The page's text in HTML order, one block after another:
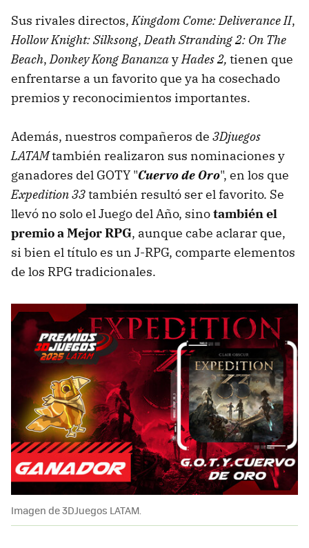
Sus rivales directos,Kingdom Come: Deliverance II,
Hollow Knight: Silksong,Death Stranding 2: On The
Beach,Donkey Kong BananzayHades 2, tienen que
enfrentarse a un favorito que ya ha cosechado
premios y reconocimientos importantes.
Además, nuestros compañeros de 3Djuegos
LATAMtambién realizaron sus nominaciones y
ganadores del GOTY "Cuervo de Oro", en los que
Expedition 33también resultó ser el favorito. Se
llevó no solo el Juego del Año, sinotambién el
premio a Mejor RPG, aunque cabe aclarar que,
si bien el título es un J-RPG, comparte elementos
de los RPG tradicionales.
Imagen de 3DJuegos LATAM.